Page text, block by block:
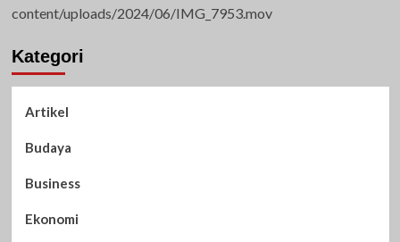
content/uploads/2024/06/IMG_7953.mov
Kategori
Artikel
Budaya
Business
Ekonomi